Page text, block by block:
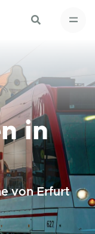
in
von Erfurt